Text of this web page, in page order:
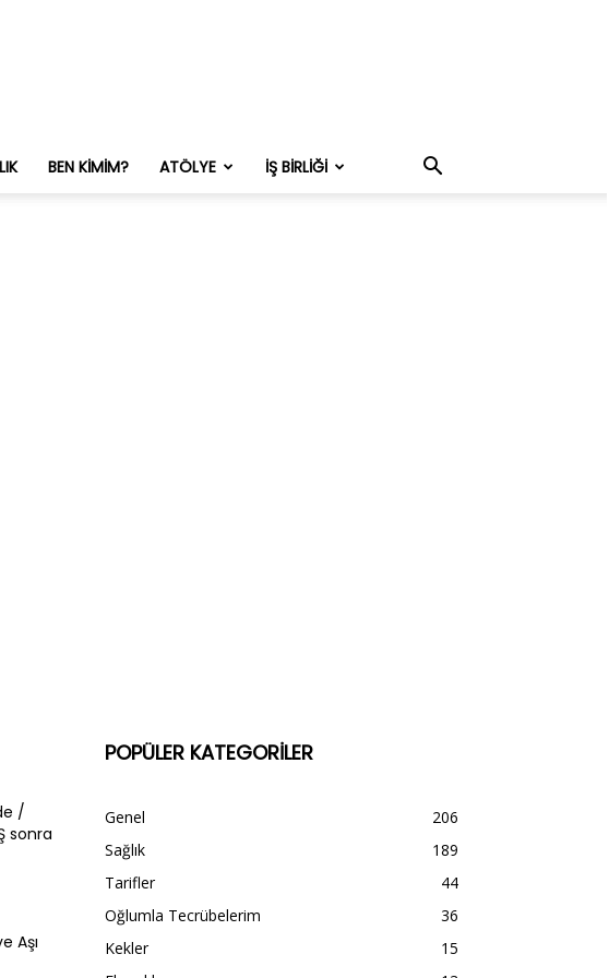
BEN KIMIM? ATÖLYE İŞ BIRLIĞI
/
sonra
Aşı
POPÜLER KATEGORİLER
Genel
206
Sağlık
189
Tarifler
44
Oğlumla Tecrübelerim
36
Kekler
15